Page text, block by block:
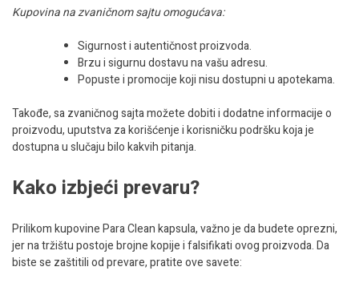
Kupovina na zvaničnom sajtu omogućava:
Sigurnost i autentičnost proizvoda.
Brzu i sigurnu dostavu na vašu adresu.
Popuste i promocije koji nisu dostupni u apotekama.
Takođe, sa zvaničnog sajta možete dobiti i dodatne informacije o
proizvodu, uputstva za korišćenje i korisničku podršku koja je
dostupna u slučaju bilo kakvih pitanja.
Kako izbjeći prevaru?
Prilikom kupovine Para Clean kapsula, važno je da budete oprezni,
jer na tržištu postoje brojne kopije i falsifikati ovog proizvoda. Da
biste se zaštitili od prevare, pratite ove savete: